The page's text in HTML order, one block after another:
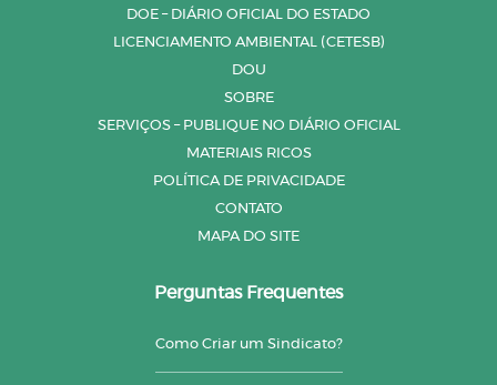
DOE – DIÁRIO OFICIAL DO ESTADO
LICENCIAMENTO AMBIENTAL (CETESB)
DOU
SOBRE
SERVIÇOS – PUBLIQUE NO DIÁRIO OFICIAL
MATERIAIS RICOS
POLÍTICA DE PRIVACIDADE
CONTATO
MAPA DO SITE
Perguntas Frequentes
Como Criar um Sindicato?